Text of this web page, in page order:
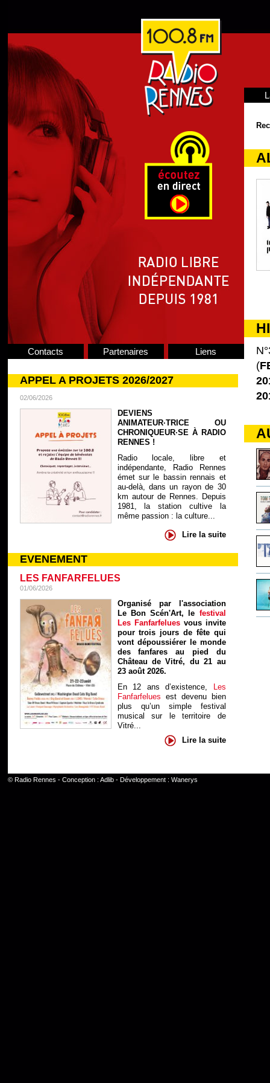
Contacts Partenaires Liens
APPEL A PROJETS 2026/2027
02/06/2026
DEVIENS
ANIMATEUR·TRICE OU
CHRONIQUEUR·SE À RADIO
RENNES !
Radio locale, libre et
indépendante, Radio Rennes
émet sur le bassin rennais et
au-delà, dans un rayon de 30
km autour de Rennes. Depuis
1981, la station cultive la
même passion : la culture...
Lire la suite
EVENEMENT
LES FANFARFELUES
01/06/2026
Organisé par l'association
Le Bon Scén'Art, le festival
Les Fanfarfelues vous invite
pour trois jours de fête qui
vont dépoussiérer le monde
des fanfares au pied du
Château de Vitré, du 21 au
23 août 2026.
En 12 ans d’existence, Les
Fanfarfelues est devenu bien
plus qu’un simple festival
musical sur le territoire de
Vitré...
Lire la suite
(
© Radio Rennes - Conception : Adlib- Développement : Wanerys